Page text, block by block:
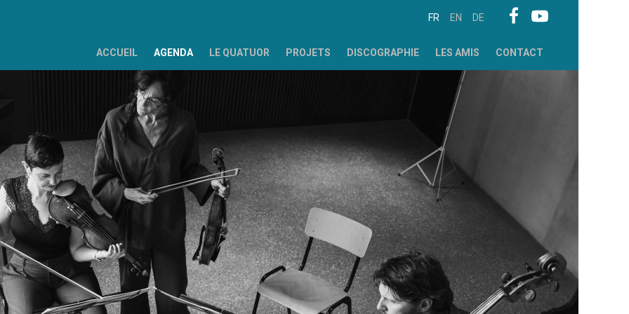
ACCUEIL AGENDA LE QUATUOR PROJETS DISCOGRAPHIE LES AMIS CONTACT
FR EN DE